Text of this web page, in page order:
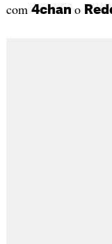
com 4chan o